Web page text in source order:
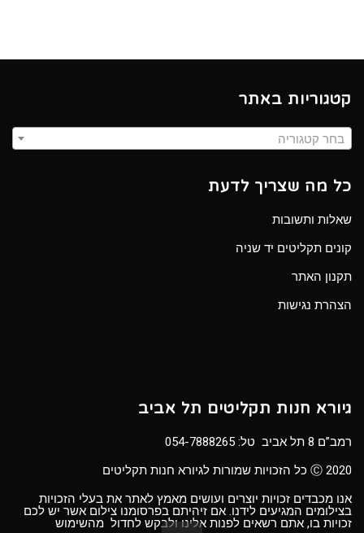
קטגוריות באתר
בחר קטגוריה
כל מה שצריך לדעת
שאלות ותשובות
קונים תקליטים יד שניה
תקנון האתר
הצהרת נגישות
גיורא חנות תקליטים תל אביב
רמב”ם 8 תל אביב טל:
054-7888265
Ⓒ 2020 כל הזכויות שמורות לגיורא חנות תקליטים
אנו מכבדים זכויות יוצרים ועושים מאמץ לאתר את בעלי הזכויות
בצילומים המגיעים לידנו. אם זיהיתם בפרסומנו צילום אשר יש לכם
זכויות בו, אתם רשאים לפנות אלינו ולבקש לחדול מהשימוש